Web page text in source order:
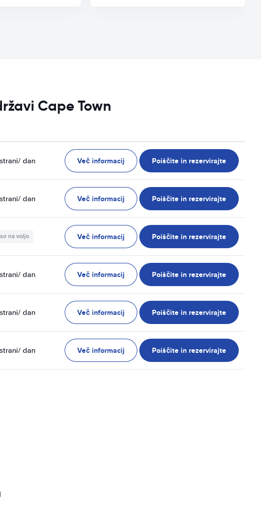
Cape Town
/ dan Več informacij Poiščite in rezervirajte
/ dan Več informacij Poiščite in rezervirajte
na voljo Več informacij Poiščite in rezervirajte
/ dan Več informacij Poiščite in rezervirajte
/ dan Več informacij Poiščite in rezervirajte
/ dan Več informacij Poiščite in rezervirajte